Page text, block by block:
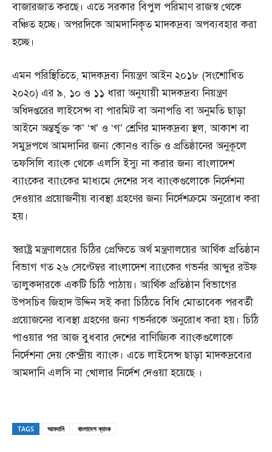
বাজারজাত করছে। এতে সরকার বিপুল পরিমাণ রাজস্ব থেকে
বঞ্চিত হচ্ছে। অপরদিকে আমদানিকৃত মাদকদ্রব্য অপব্যবহার করা
হচ্ছে।
এমন পরিস্থিতিতে, মাদকদ্রব্য নিয়ন্ত্রণ আইন ২০১৮ (সংশোধিত
২০২০) এর ৯, ১০ ও ১১ ধারা অনুযায়ী মাদকদ্রব্য নিয়ন্ত্রণ
অধিদপ্তরের লাইসেন্স বা পারমিট বা অনাপত্তি বা অনুমতি ছাড়া
আইনে অন্তর্ভুক্ত ‘ক’ ‘খ’ ও ‘গ’ শ্রেণির মাদকদ্রব্য স্থল, আকাশ বা
সমুদ্রপথে আমদানির জন্য কোনও ব্যক্তি ও প্রতিষ্ঠানের অনুকূলে
তফসিলি ব্যাংক থেকে এলসি ইস্যু না করার জন্য বাংলাদেশ
ব্যাংকের ব্যাংকের মাধ্যমে দেশের সব ব্যাংকগুলোকে নির্দেশনা
দেওয়ার প্রয়োজনীয় ব্যবস্থা গ্রহণের জন্য নির্দেশক্রমে অনুরোধ করা
হয়।
স্বরাষ্ট্র মন্ত্রণালয়ের চিঠির প্রেক্ষিতে অর্থ মন্ত্রণালয়ের আর্থিক প্রতিষ্ঠান
বিভাগ গত ২৬ সেপ্টেম্বর বাংলাদেশ ব্যাংকের গভর্নর আব্দুর রউফ
তালুকদারকে একটি চিঠি পাঠায়। আর্থিক প্রতিষ্ঠান বিভাগের
উপসচিব জিহাদ উদ্দিন সই করা চিঠিতে বিধি মোতাবেক পরবর্তী
প্রয়োজনের ব্যবস্থা গ্রহণের জন্য গভর্নরকে অনুরোধ করা হয়। চিঠি
পাওয়ার পর আজ বুধবার দেশের বাণিজ্যিক ব্যাংকগুলোকে
নির্দেশনা দেয় কেন্দ্রীয় ব্যাংক। এতে লাইসেন্স ছাড়া মাদকদ্রব্যের
আমদানি এলসি না খোলার নির্দেশ দেওয়া হয়েছে ।
TAGS আমদানি বাংলাদেশ ব্যাংক